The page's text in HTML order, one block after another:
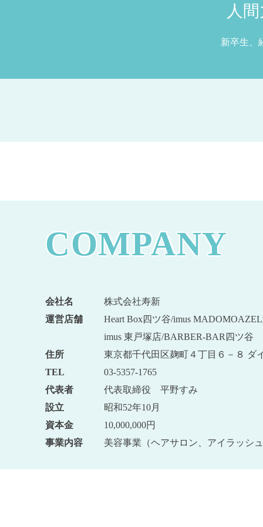
人
新卒生、
COMPANY
会社名
株式会社寿新
運営店舗
Heart Box四ツ谷/imus
imus 東戸塚店/BARBER-BAR四ツ谷
住所
東京都千代田区麹町４丁目６－８ ダ
TEL
03-5357-1765
代表者
代表取締役 平野すみ
設立
昭和52年10月
資本金
10,000,000円
事業内容
美容事業（ヘアサロン、アイラッシ